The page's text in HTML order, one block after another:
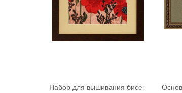
Набор для вышивания бисером